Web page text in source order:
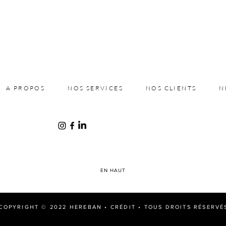
A PROPOS NOS SERVICES NOS CLIENTS
EN HAUT
© 2022 HEREBAN • CRÉDIT• TOUS DROITS